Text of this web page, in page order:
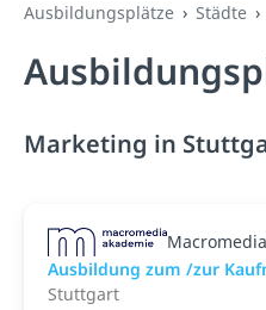
Ausbildungsplätze Städte
Marketing in
Ausbildung zum /zur
Stuttgart